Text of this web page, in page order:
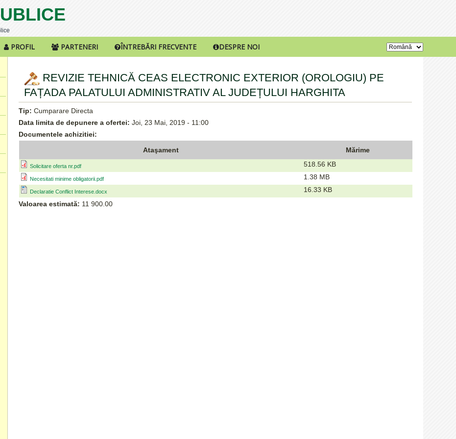
PROFIL PARTENERI ÎNTREBĂRI FRECVENTE DESPRE NOI
REVIZIE TEHNICĂ CEAS ELECTRONIC EXTERIOR (OROLOGIU) PE
FAȚADA PALATULUI ADMINISTRATIV AL JUDEȚULUI HARGHITA
Tip:Cumparare Directa
Data limita de depunere a ofertei:Joi, 23 Mai, 2019 - 11:00
Documentele achizitiei:
Ataşament
Mărime
Solicitare oferta nr.pdf 518.56 KB
Necesitati minime obligatorii.pdf 1.38 MB
Declaratie Conflict Interese.docx
16.33 KB
Valoarea estimată: 11 900.00